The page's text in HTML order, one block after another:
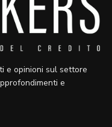
e opinioni sul settore
e